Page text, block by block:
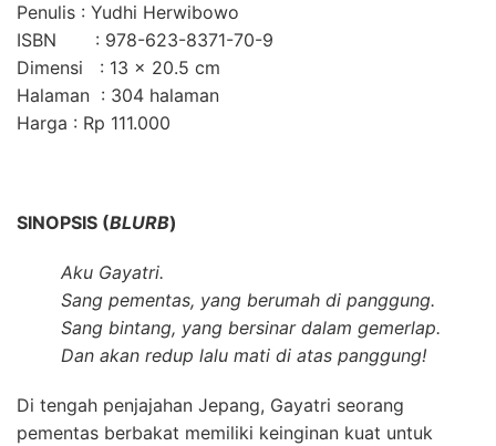
Penulis : Yudhi Herwibowo
ISBN : 978-623-8371-70-9
Dimensi : 13 x 20.5 cm
Halaman : 304 halaman
Harga : Rp 111.000
SINOPSIS (BLURB)
Aku Gayatri.
Sang pementas, yang berumah di panggung.
Sang bintang, yang bersinar dalam gemerlap.
Dan akan redup lalu mati di atas panggung!
Di tengah penjajahan Jepang, Gayatri seorang
pementas berbakat memiliki keinginan kuat untuk